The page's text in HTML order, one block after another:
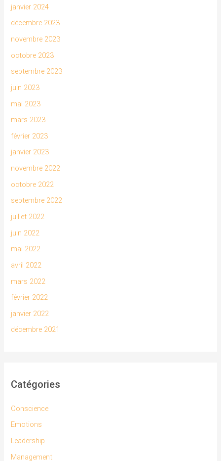
janvier 2024
décembre 2023
novembre 2023
octobre 2023
septembre 2023
juin 2023
mai 2023
mars 2023
février 2023
janvier 2023
novembre 2022
octobre 2022
septembre 2022
juillet 2022
juin 2022
mai 2022
avril 2022
mars 2022
février 2022
janvier 2022
décembre 2021
Catégories
Conscience
Emotions
Leadership
Management